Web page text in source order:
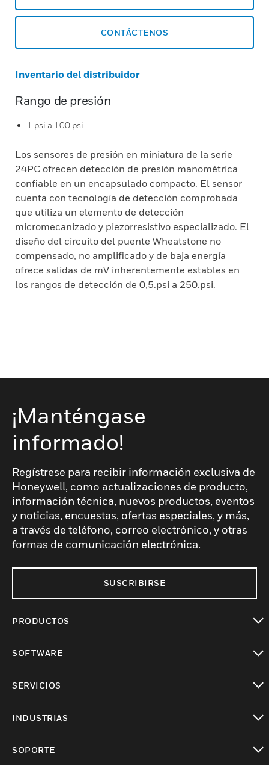
CONTÁCTENOS
Inventario del distribuidor
Rango de presión
1 psi a 100 psi
Los sensores de presión en miniatura de la serie
24PC ofrecen detección de presión manométrica
confiable en un encapsulado compacto. El sensor
cuenta con tecnología de detección comprobada
que utiliza un elemento de detección
micromecanizado y piezorresistivo especializado. El
diseño del circuito del puente Wheatstone no
compensado, no amplificado y de baja energía
ofrece salidas de mV inherentemente estables en
los rangos de detección de 0,5.psi a 250.psi.
¡Manténgase
informado!
Regístrese para recibir información exclusiva de
Honeywell, como actualizaciones de producto,
información técnica, nuevos productos, eventos
y noticias, encuestas, ofertas especiales, y más,
a través de teléfono, correo electrónico, y otras
formas de comunicación electrónica.
SUSCRIBIRSE
PRODUCTOS
SOFTWARE
SERVICIOS
INDUSTRIAS
SOPORTE